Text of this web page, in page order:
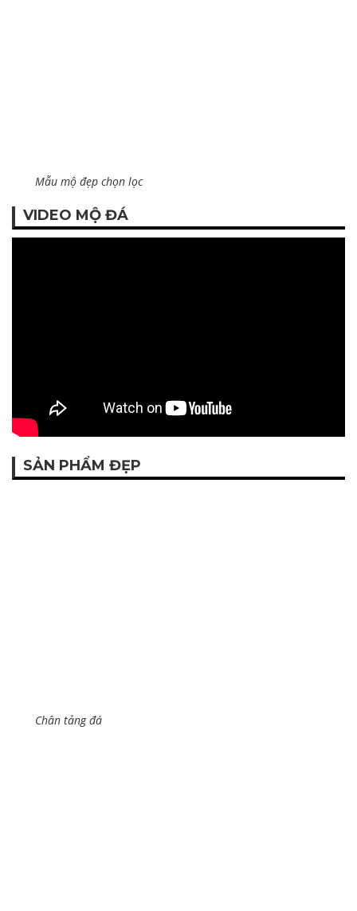
Mẫu mộ đẹp chọn lọc
VIDEO MỘ ĐÁ
SẢN PHẨM ĐẸP
Chân tảng đá